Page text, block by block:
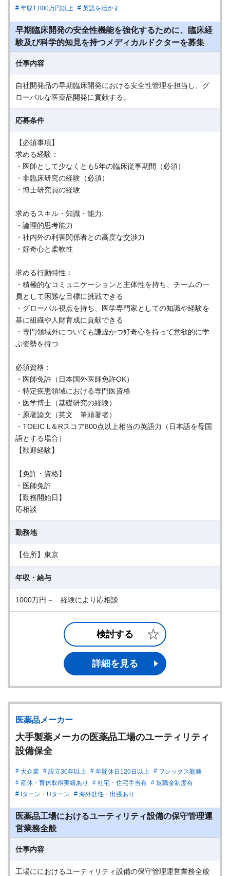
年収1,000万円以上
英語を活かす
早期臨床開発の安全性機能を強化するために、臨床経
験及び科学的知見を持つメディカルドクターを募集
仕事内容
自社開発品の早期臨床開発における安全性管理を担当し、グ
ローバルな医薬品開発に貢献する。
応募条件
【必須事項】
求める経験：
・医師として少なくとも5年の臨床従事期間（必須）
・非臨床研究の経験（必須）
・博士研究員の経験
求めるスキル・知識・能力:
・論理的思考能力
・社内外の利害関係者との高度な交渉力
・好奇心と柔軟性
求める行動特性：
・積極的なコミュニケーションと主体性を持ち、チームの一
員として困難な目標に挑戦できる
・グローバル視点を持ち、医学専門家としての知識や経験を
基に組織や人財育成に貢献できる
・専門領域外についても謙虚かつ好奇心を持って意欲的に学
ぶ姿勢を持つ
必須資格：
・医師免許（日本国外医師免許OK）
・特定疾患領域における専門医資格
・医学博士（基礎研究の経験）
・原著論文（英文 筆頭著者）
・TOEIC L＆Rスコア800点以上相当の英語力（日本語を母国
語とする場合）
【歓迎経験】
【免許・資格】
・医師免許
【勤務開始日】
応相談
勤務地
【住所】東京
年収・給与
1000万円～ 経験により応相談
検討する
詳細を見る
医薬品メーカー
大手製薬メーカの医薬品工場のユーティリティ
設備保全
大企業 設立30年以上 年間休日120日以上
フレックス勤務
産休・育休取得実績あり
社宅・住宅手当有
退職金制度有
Iターン・Uターン
海外赴任・出張あり
医薬品工場におけるユーティリティ設備の保守管理運
営業務全般
仕事内容
工場ににおけるユーティリティ設備の保守管理運営業務全般